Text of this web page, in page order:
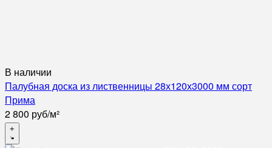
В наличии
Палубная доска из лиственницы 28х120х3000 мм сорт
Прима
2 800 руб/м²
+